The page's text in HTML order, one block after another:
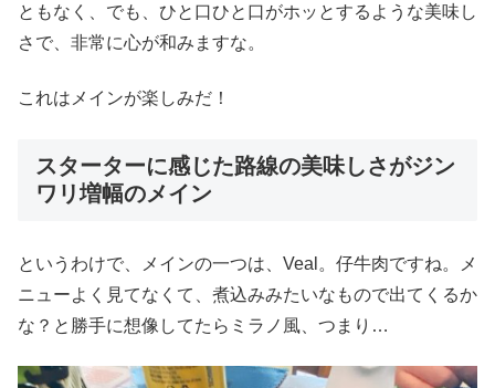
ともなく、でも、ひと口ひと口がホッとするような美味し
さで、非常に心が和みますな。
これはメインが楽しみだ！
スターターに感じた路線の美味しさがジン
ワリ増幅のメイン
というわけで、メインの一つは、Veal。仔牛肉ですね。メ
ニューよく見てなくて、煮込みみたいなもので出てくるか
な？と勝手に想像してたらミラノ風、つまり…